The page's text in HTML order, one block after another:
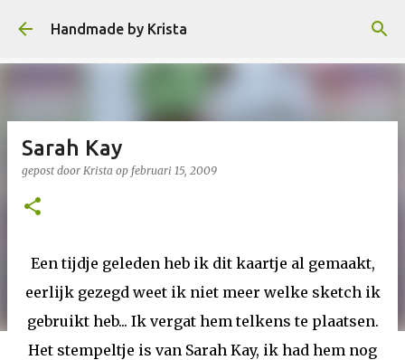
Doorgaan naar hoofdcontent
Handmade by Krista
Sarah Kay
gepost door Krista op februari 15, 2009
Een tijdje geleden heb ik dit kaartje al gemaakt,
eerlijk gezegd weet ik niet meer welke sketch ik
gebruikt heb... Ik vergat hem telkens te plaatsen.
Het stempeltje is van Sarah Kay, ik had hem nog